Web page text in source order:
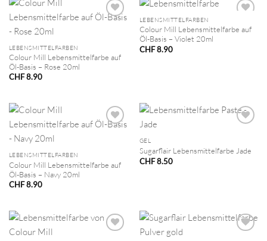
LEBENSMITTELFARBEN
Colour Mill Lebensmittelfarbe auf
Öl-Basis – Rose 20ml
CHF8.90
LEBENSMITTELFARBEN
Colour Mill Lebensmittelfarbe auf
Öl-Basis – Violet 20ml
CHF8.90
LEBENSMITTELFARBEN
Colour Mill Lebensmittelfarbe auf
Öl-Basis – Navy 20ml
CHF8.90
GEL
Sugarflair Lebensmittelfarbe Jade
CHF8.50